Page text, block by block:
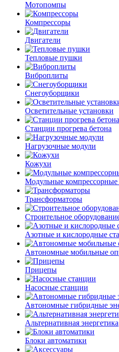
Мотопомпы
Компрессоры
Двигатели
Тепловые пушки
Виброплиты
Снегоуборщики
Осветительные установки
Станции прогрева бетона
Нагрузочные модули
Кожухи
Модульные компрессорные
Трансформаторы
Строительное
Азотные и кислородные
Автономные мобильные
Прицепы
Насосные станции
Автономные гибридные
Альтернативная энергетика
Блоки автоматики